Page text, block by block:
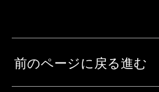
前のページに戻る進む